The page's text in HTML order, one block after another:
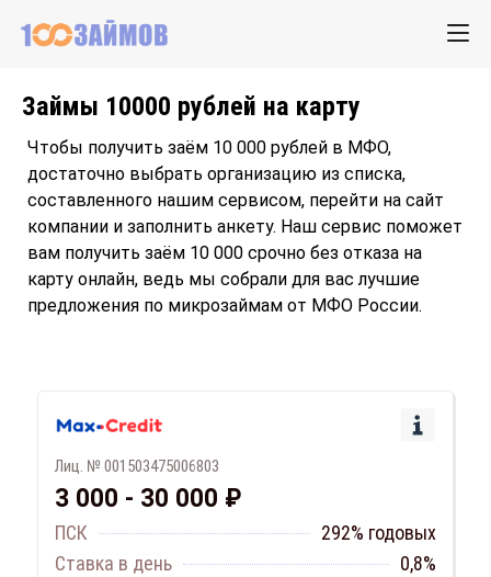
Займы 10000 рублей на карту
Чтобы получить заём 10 000 рублей в МФО,
достаточно выбрать организацию из списка,
составленного нашим сервисом, перейти на сайт
компании и заполнить анкету. Наш сервис поможет
вам получить заём 10 000 срочно без отказа на
карту онлайн, ведь мы собрали для вас лучшие
предложения по микрозаймам от МФО России.
Лиц. № 001503475006803
3 000 - 30 000 ₽
ПСК
292% годовых
Ставка в день
0,8%